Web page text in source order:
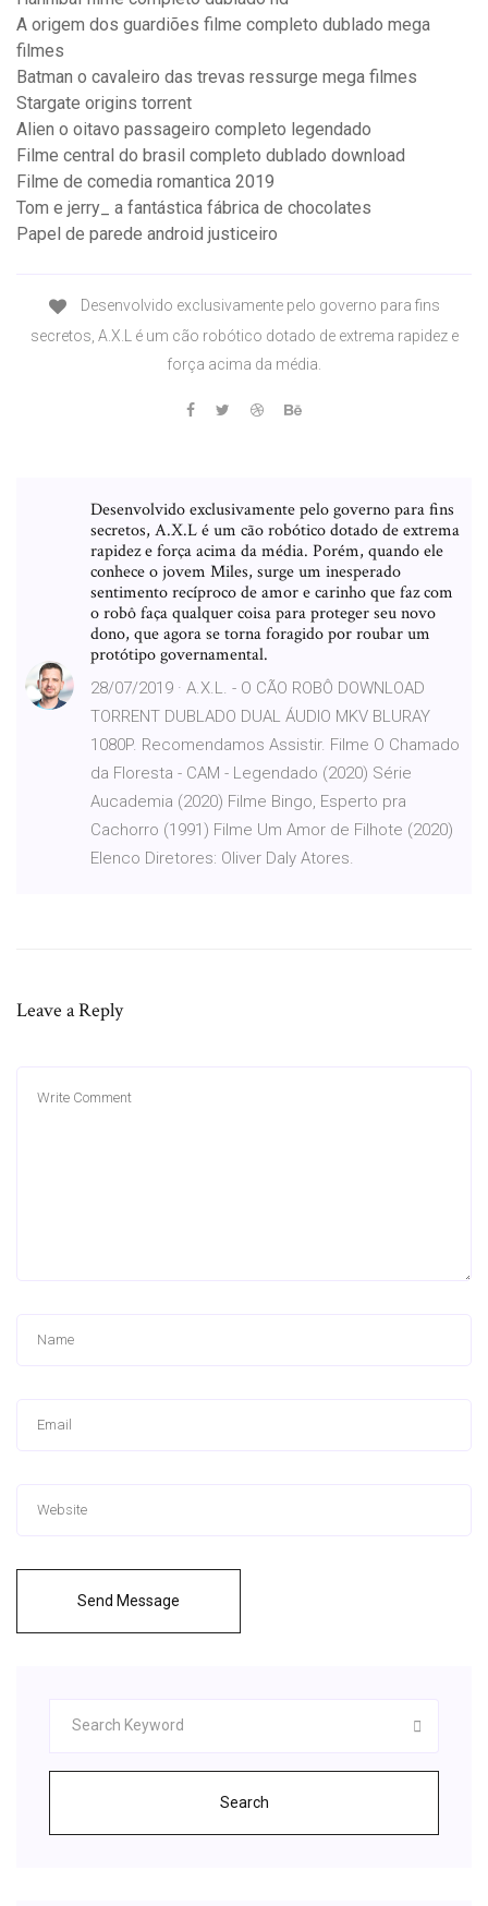
A origem dos guardiões filme completo dublado mega
filmes
Batman o cavaleiro das trevas ressurge mega filmes
Stargate origins torrent
Alien o oitavo passageiro completo legendado
Filme central do brasil completo dublado download
Filme de comedia romantica 2019
Tom e jerry_ a fantástica fábrica de chocolates
Papel de parede android justiceiro
Desenvolvido exclusivamente pelo governo para fins
secretos, A.X.L é um cão robótico dotado de extrema rapidez e
força acima da média.
Desenvolvido exclusivamente pelo governo para fins
secretos, A.X.L é um cão robótico dotado de extrema
rapidez e força acima da média. Porém, quando ele
conhece o jovem Miles, surge um inesperado
sentimento recíproco de amor e carinho que faz com
o robô faça qualquer coisa para proteger seu novo
dono, que agora se torna foragido por roubar um
protótipo governamental.
28/07/2019 · A.X.L. - O CÃO ROBÔ DOWNLOAD
TORRENT DUBLADO DUAL ÁUDIO MKV BLURAY
1080P. Recomendamos Assistir. Filme O Chamado
da Floresta - CAM - Legendado (2020) Série
Aucademia (2020) Filme Bingo, Esperto pra
Cachorro (1991) Filme Um Amor de Filhote (2020)
Elenco Diretores: Oliver Daly Atores.
Leave a Reply
Send Message
Search